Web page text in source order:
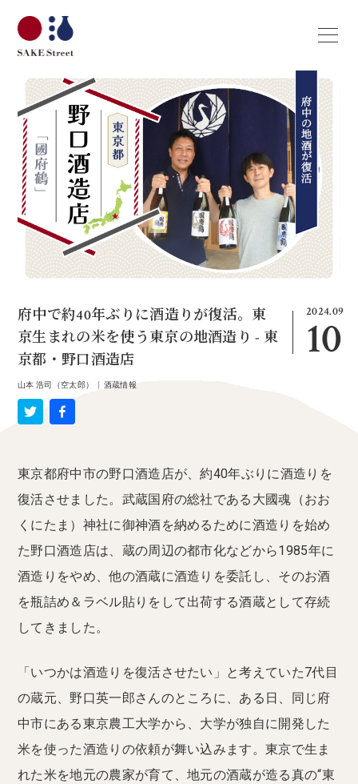
2024.09
10
府中で約40年ぶりに酒造りが復活。東
京生まれの米を使う東京の地酒造り - 東
京都・野口酒造店
山本 浩司（空太郎） 酒蔵情報
東京都府中市の野口酒造店が、約40年ぶりに酒造りを
復活させました。武蔵国府の総社である大國魂（おお
くにたま）神社に御神酒を納めるために酒造りを始め
た野口酒造店は、蔵の周辺の都市化などから1985年に
酒造りをやめ、他の酒蔵に酒造りを委託し、そのお酒
を瓶詰め＆ラベル貼りをして出荷する酒蔵として存続
してきました。
「いつかは酒造りを復活させたい」と考えていた7代目
の蔵元、野口英一郎さんのところに、ある日、同じ府
中市にある東京農工大学から、大学が独自に開発した
米を使った酒造りの依頼が舞い込みます。東京で生ま
れた米を地元の農家が育て、地元の酒蔵が造る真の“東